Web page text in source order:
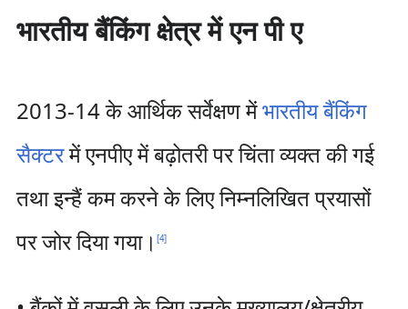
भारतीय बैंकिंग क्षेत्र में एन पी ए
2013-14 के आर्थिक सर्वेक्षण मेंभारतीय बैंकिंग
सैक्टरमें एनपीए में बढ़ोतरी पर चिंता व्यक्त की गई
तथा इन्हैं कम करने के लिए निम्नलिखित प्रयासों
पर जोर दिया गया। [4]